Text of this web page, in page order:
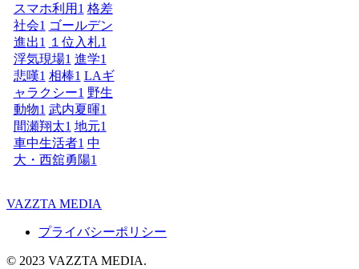
スマホ利用 1 格差
社会1 ゴールデン
進出1 １位入札1
浮気現場1 進学1
悲嘆1 相棒1 LAギ
ャラクシー1 野生
動物1 武内夏暉1
間瀬翔太1 地元1
車中生活者1 中
大・西舘勇陽1
VAZZTA MEDIA
プライバシーポリシー
© 2023 VAZZTA MEDIA.